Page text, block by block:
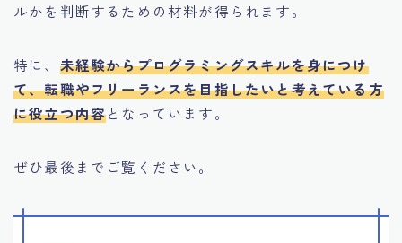
ルかを判断するための材料が得られます。
特に、 未経験からプログラミングスキルを身につけ
て、転職やフリーランスを目指したいと考えている方
に役立つ内容となっています。
ぜひ最後までご覧ください。